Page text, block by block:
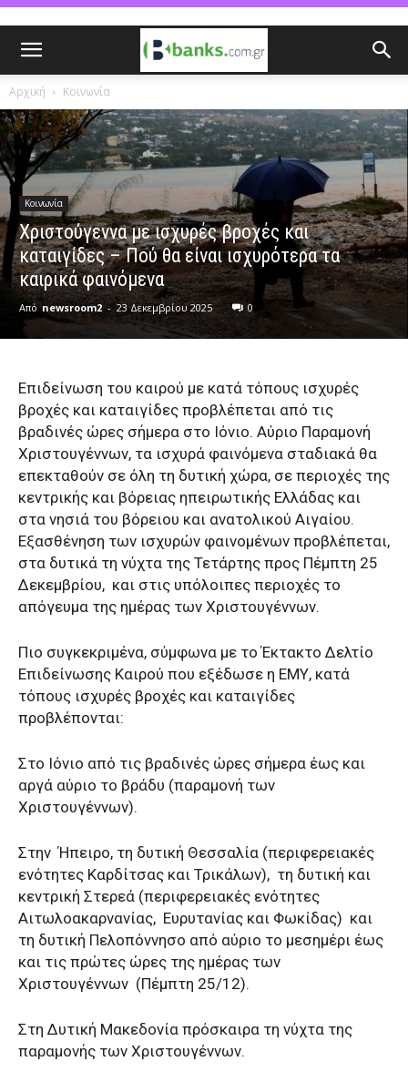
Αρχική Κοινωνία
Κοινωνία
Χριστούγεννα με ισχυρές βροχές και
καταιγίδες – Πού θα είναι ισχυρότερα τα
καιρικά φαινόμενα
Από newsroom2 - 23 Δεκεμβρίου 2025 0
Επιδείνωση του καιρού με κατά τόπους ισχυρές
βροχές και καταιγίδες προβλέπεται από τις
βραδινές ώρες σήμερα στο Ιόνιο. Αύριο Παραμονή
Χριστουγέννων, τα ισχυρά φαινόμενα σταδιακά θα
επεκταθούν σε όλη τη δυτική χώρα, σε περιοχές της
κεντρικής και βόρειας ηπειρωτικής Ελλάδας και
στα νησιά του βόρειου και ανατολικού Αιγαίου.
Εξασθένηση των ισχυρών φαινομένων προβλέπεται,
στα δυτικά τη νύχτα της Τετάρτης προς Πέμπτη 25
Δεκεμβρίου, και στις υπόλοιπες περιοχές το
απόγευμα της ημέρας των Χριστουγέννων.
Πιο συγκεκριμένα, σύμφωνα με το Έκτακτο Δελτίο
Επιδείνωσης Καιρού που εξέδωσε η ΕΜΥ, κατά
τόπους ισχυρές βροχές και καταιγίδες
προβλέπονται:
Στο Ιόνιο από τις βραδινές ώρες σήμερα έως και
αργά αύριο το βράδυ (παραμονή των
Χριστουγέννων).
Στην Ήπειρο, τη δυτική Θεσσαλία (περιφερειακές
ενότητες Καρδίτσας και Τρικάλων), τη δυτική και
κεντρική Στερεά (περιφερειακές ενότητες
Αιτωλοακαρνανίας, Ευρυτανίας και Φωκίδας) και
τη δυτική Πελοπόννησο από αύριο το μεσημέρι έως
και τις πρώτες ώρες της ημέρας των
Χριστουγέννων (Πέμπτη 25/12).
Στη Δυτική Μακεδονία πρόσκαιρα τη νύχτα της
παραμονής των Χριστουγέννων.